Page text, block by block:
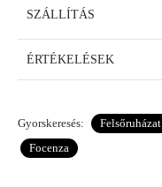
SZÁLLÍTÁS
ÉRTÉKELÉSEK
Gyorskeresés: Felsőruházat
Focenza